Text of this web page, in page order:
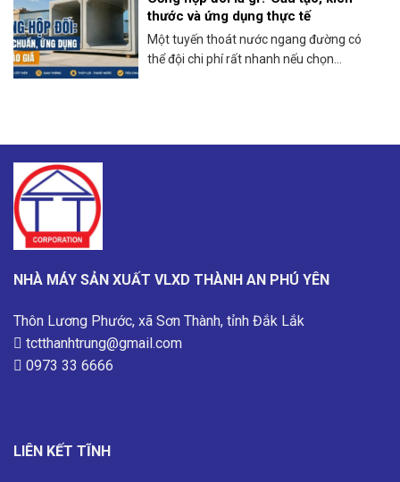
thước và ứng dụng thực tế
Một tuyến thoát nước ngang đường có
thể đội chi phí rất nhanh nếu chọn...
NHÀ MÁY SẢN XUẤT VLXD THÀNH AN PHÚ YÊN
Thôn Lương Phước, xã Sơn Thành, tỉnh Đắk Lắk
tctthanhtrung@gmail.com
0973 33 6666
LIÊN KẾT TĨNH